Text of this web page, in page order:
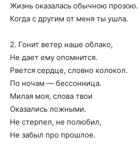
Жизнь оказалась обычною прозою.
Когда с другим от меня ты ушла.
2. Гонит ветер наше облако,
Не дает ему опомнится.
Рвется сердце, словно колокол.
По ночам — бессонница.
Милая моя, слова твои
Оказались ложными.
Не стерпел, не полюбил,
Не забыл про прошлое.